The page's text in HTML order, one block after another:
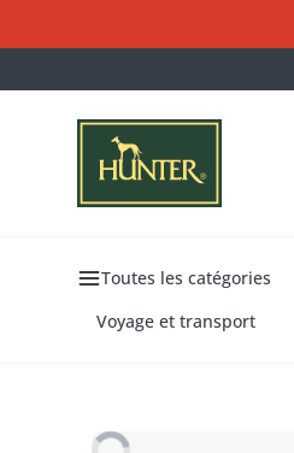
Toutes les catégories
Voyage et transport